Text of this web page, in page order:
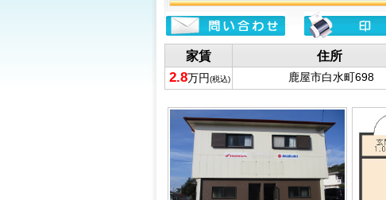
家賃 住所
2.8万円(税込) 鹿屋市白水町698